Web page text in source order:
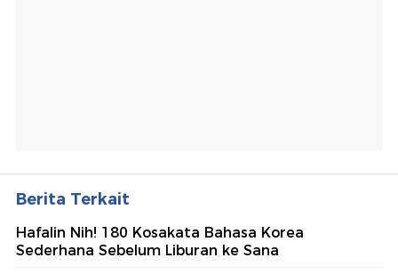
Berita Terkait
Hafalin Nih! 180 Kosakata Bahasa Korea
Sederhana Sebelum Liburan ke Sana